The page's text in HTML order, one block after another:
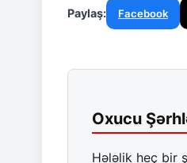
Paylaş: Facebook
Oxucu
Hələlik heç bir